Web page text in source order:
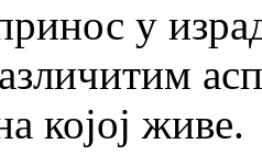
у
којој живе.